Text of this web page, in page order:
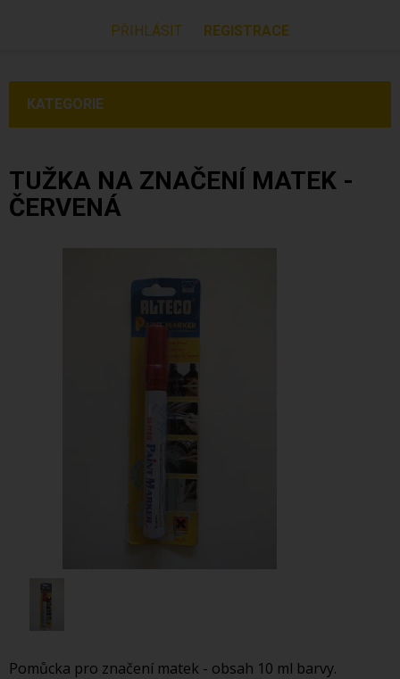
PŘIHLÁSIT REGISTRACE
KATEGORIE
TUŽKA NA ZNAČENÍ MATEK -
ČERVENÁ
Pomůcka pro značení matek - obsah 10 ml barvy.